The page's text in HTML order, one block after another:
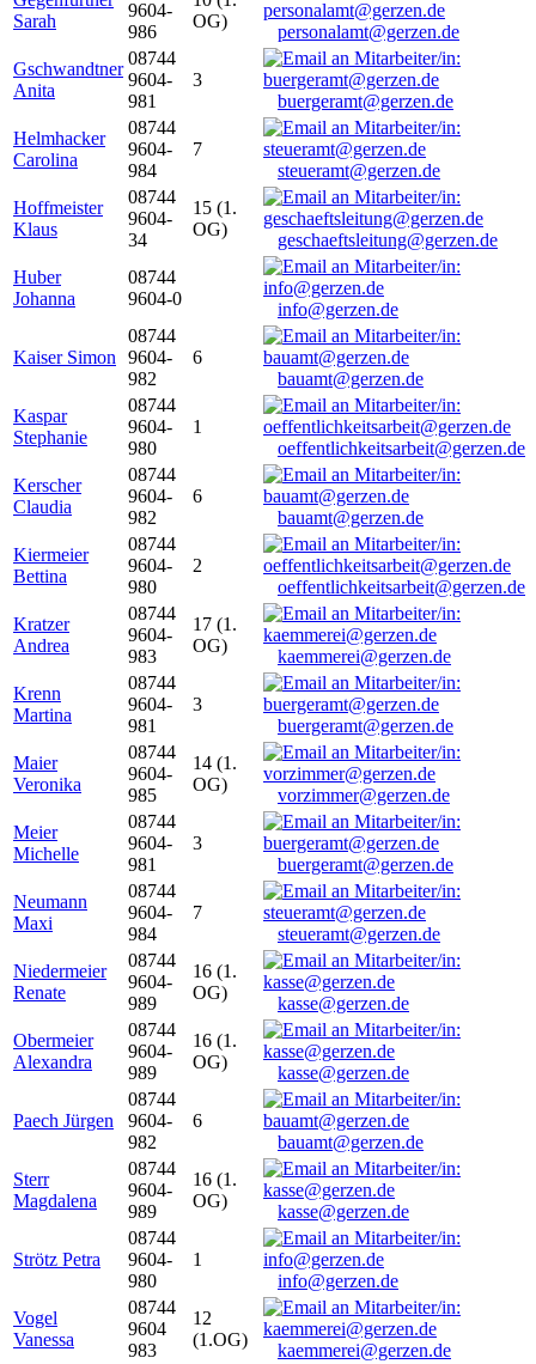
Sarah
9604-
986
OG)
personalamt@gerzen.de
Gschwandtner
Anita
08744
9604-
981
3
buergeramt@gerzen.de
Helmhacker
Carolina
08744
9604-
984
7
steueramt@gerzen.de
Hoffmeister
Klaus
08744
9604-
34
15 (1.
OG)
geschaeftsleitung@gerzen.de
Huber
Johanna
08744
9604-0
info@gerzen.de
Kaiser Simon
08744
9604-
982
6
bauamt@gerzen.de
Kaspar
Stephanie
08744
9604-
980
1
oeffentlichkeitsarbeit@gerzen.de
Kerscher
Claudia
08744
9604-
982
6
bauamt@gerzen.de
Kiermeier
Bettina
08744
9604-
980
2
oeffentlichkeitsarbeit@gerzen.de
Kratzer
Andrea
08744
9604-
983
17 (1.
OG)
kaemmerei@gerzen.de
Krenn
Martina
08744
9604-
981
3
buergeramt@gerzen.de
Maier
Veronika
08744
9604-
985
14 (1.
OG)
vorzimmer@gerzen.de
Meier
Michelle
08744
9604-
981
3
buergeramt@gerzen.de
Neumann
Maxi
08744
9604-
984
7
steueramt@gerzen.de
Niedermeier
Renate
08744
9604-
989
16 (1.
OG)
kasse@gerzen.de
Obermeier
Alexandra
08744
9604-
989
16 (1.
OG)
kasse@gerzen.de
Paech Jürgen
08744
9604-
982
6
bauamt@gerzen.de
Sterr
Magdalena
08744
9604-
989
16 (1.
OG)
kasse@gerzen.de
Strötz Petra
08744
9604-
980
1
info@gerzen.de
Vogel
Vanessa
08744
9604
983
12
(1.OG)
kaemmerei@gerzen.de